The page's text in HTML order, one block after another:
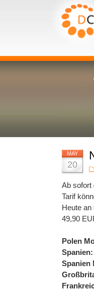
MAY
20
Ab sofort
Tarif
Heute
49,90
Polen
Spanien